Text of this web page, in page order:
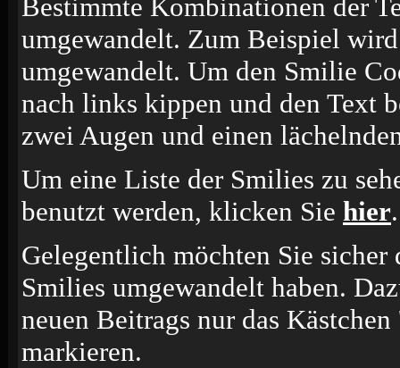
Bestimmte Kombinationen der
umgewandelt. Zum Beispiel
umgewandelt. Um den Smilie
nach links kippen und den Text
zwei Augen und einen
Um eine Liste der Smilies zu
benutzt werden, klicken Sie hier.
Gelegentlich möchten Sie
Smilies umgewandelt haben.
neuen Beitrags nur das
markieren.